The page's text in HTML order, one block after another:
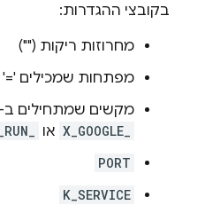
בקובצי ההגדרות:
מחרוזות ריקות ("")
מפתחות שמכילים '='
מקשים שמתחילים ב-
X_GOOGLE_ או
PORT
K_SERVICE